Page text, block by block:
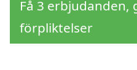
Få 3 erbjudanden,
förpliktelser